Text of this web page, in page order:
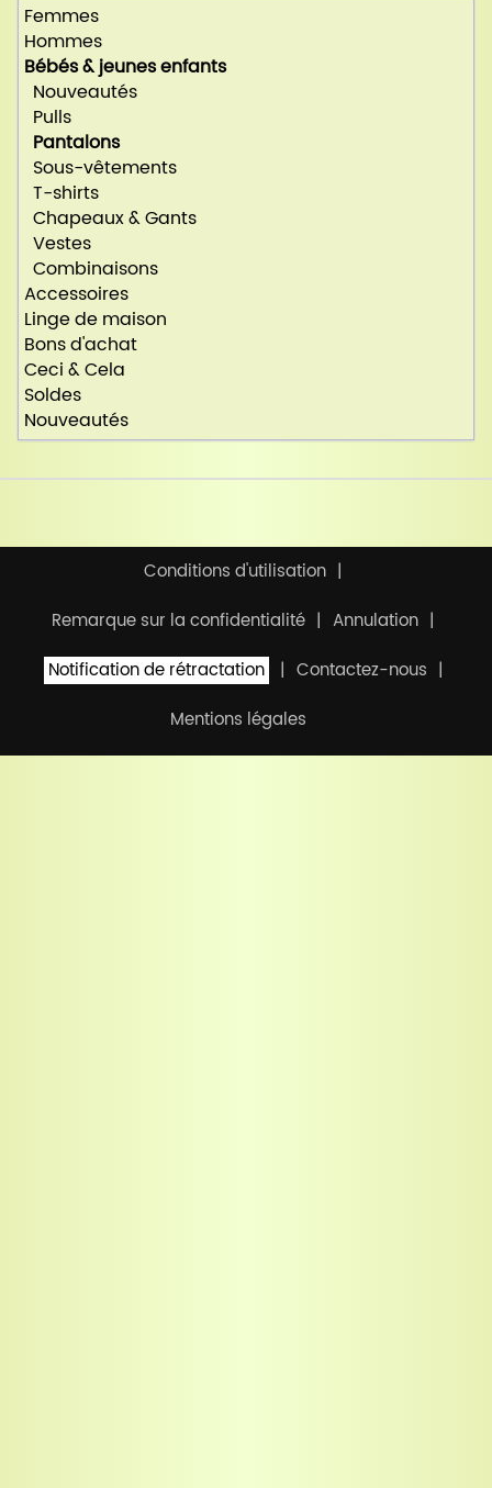
Femmes
Hommes
Bébés & jeunes enfants
Nouveautés
Pulls
Pantalons
Sous-vêtements
T-shirts
Chapeaux & Gants
Vestes
Combinaisons
Accessoires
Linge de maison
Bons d'achat
Ceci & Cela
Soldes
Nouveautés
Conditions d'utilisation
Remarque sur la confidentialité
Annulation
Notification de rétractation
Contactez-nous
Mentions légales